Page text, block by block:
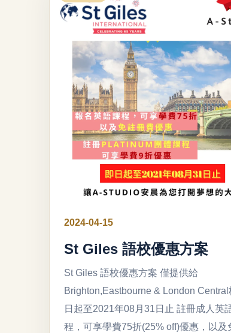
2024-04-15
St Giles 語校優惠方案
St Giles 語校優惠方案 僅提供給
Brighton,Eastbourne & London Central
日起至2021年08月31日止 註冊成人英
程，可享學費75折(25% off)優惠，以及